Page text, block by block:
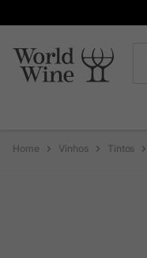
Vinhos Tintos
1º Maçanita